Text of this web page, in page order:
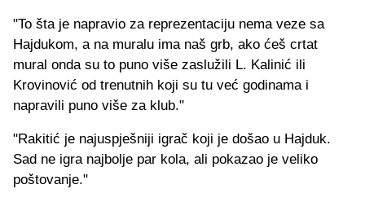
"To šta je napravio za reprezentaciju nema veze sa
Hajdukom, a na muralu ima naš grb, ako ćeš crtat
mural onda su to puno više zaslužili L. Kalinić ili
Krovinović od trenutnih koji su tu već godinama i
napravili puno više za klub."
"Rakitić je najuspješniji igrač koji je došao u Hajduk.
Sad ne igra najbolje par kola, ali pokazao je veliko
poštovanje."